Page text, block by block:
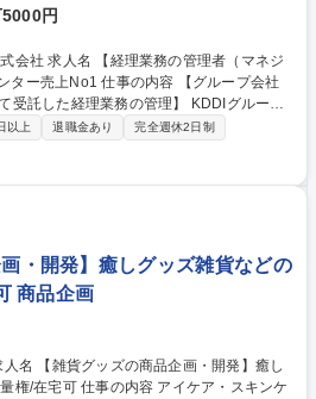
円
理者（マネジ
の内容 【グループ会社
受託した経理業務の管理】 KDDIグループ
トから受託する経理業務の運用管理をお任
金移動等） ＜詳細＞・オペレーションの習
成・研修・品質管理を行っていただきま
。・お客様企業担当者との運用調整、各種
行った作業のダブルチェック。・業務遂行
策の立案及び実行。 募集職種 【経
）】国内コンタクトセンター売上No1
以上 退職金あり
完全週休2日制
・開発】癒しグッズ雑貨などの
商品企画
アイケア・スキンケ